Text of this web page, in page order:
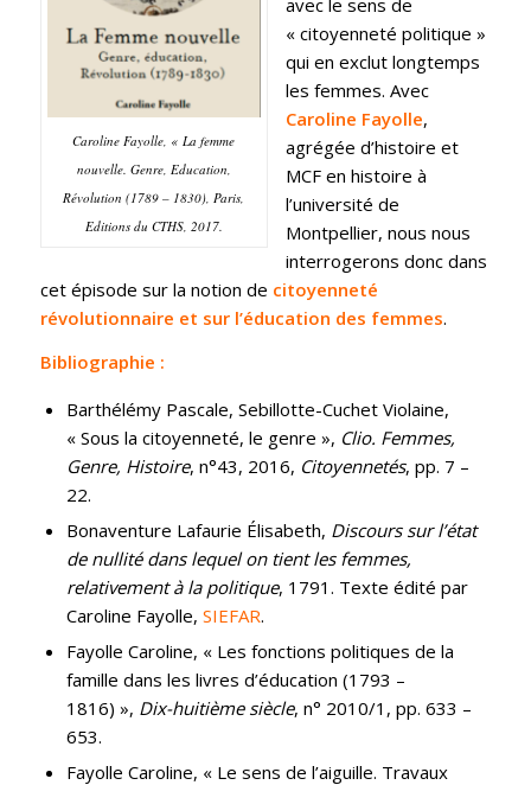
Caroline Fayolle, « La femme
nouvelle. Genre, Education,
Révolution (1789 – 1830), Paris,
Editions du CTHS, 2017.
avec le sens de
« citoyenneté politique »
qui en exclut longtemps
les femmes. Avec
Caroline Fayolle,
agrégée d’histoire et
MCF en histoire à
l’université de
Montpellier, nous nous
interrogerons donc dans
cet épisode sur la notion de citoyenneté
révolutionnaire et sur l’éducation des femmes.
Bibliographie :
Barthélémy Pascale, Sebillotte-Cuchet Violaine,
« Sous la citoyenneté, le genre », Clio. Femmes,
Genre, Histoire, n°43, 2016, Citoyennetés, pp. 7 –
22.
Bonaventure Lafaurie Élisabeth, Discours sur l’état
de nullité dans lequel on tient les femmes,
relativement à la politique, 1791. Texte édité par
Caroline Fayolle, SIEFAR.
Fayolle Caroline, « Les fonctions politiques de la
famille dans les livres d’éducation (1793 –
1816) », Dix-huitième siècle, n° 2010/1, pp. 633 –
653.
Fayolle Caroline, « Le sens de l’aiguille. Travaux